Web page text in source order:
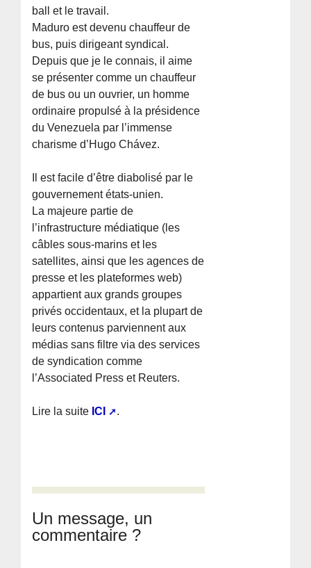
ball et le travail.
Maduro est devenu chauffeur de
bus, puis dirigeant syndical.
Depuis que je le connais, il aime
se présenter comme un chauffeur
de bus ou un ouvrier, un homme
ordinaire propulsé à la présidence
du Venezuela par l’immense
charisme d’Hugo Chávez.
Il est facile d’être diabolisé par le
gouvernement états-unien.
La majeure partie de
l’infrastructure médiatique (les
câbles sous-marins et les
satellites, ainsi que les agences de
presse et les plateformes web)
appartient aux grands groupes
privés occidentaux, et la plupart de
leurs contenus parviennent aux
médias sans filtre via des services
de syndication comme
l’Associated Press et Reuters.
Lire la suite ICI .
Un message, un
commentaire ?